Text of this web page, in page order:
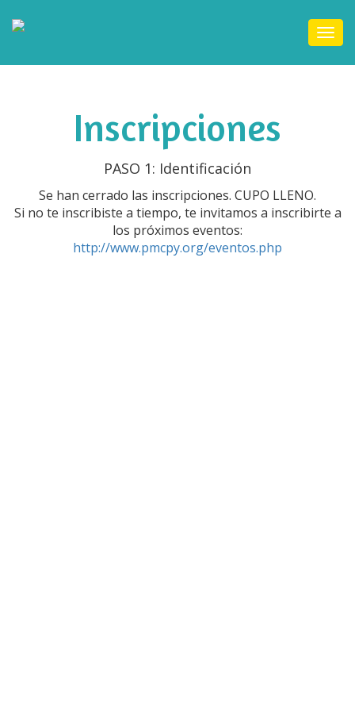
Inscripciones
PASO 1: Identificación
Se han cerrado las inscripciones. CUPO LLENO.
Si no te inscribiste a tiempo, te invitamos a inscribirte a
los próximos eventos:
http://www.pmcpy.org/eventos.php